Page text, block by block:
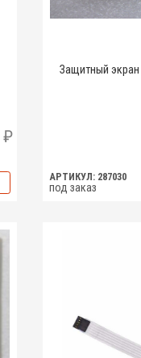
Защитный экран
АРТИКУЛ: 287030
под заказ